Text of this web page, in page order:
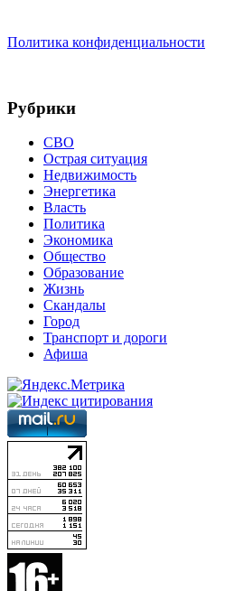
Политика конфиденциальности
Рубрики
СВО
Острая ситуация
Недвижимость
Энергетика
Власть
Политика
Экономика
Общество
Образование
Жизнь
Скандалы
Город
Транспорт и дороги
Афиша